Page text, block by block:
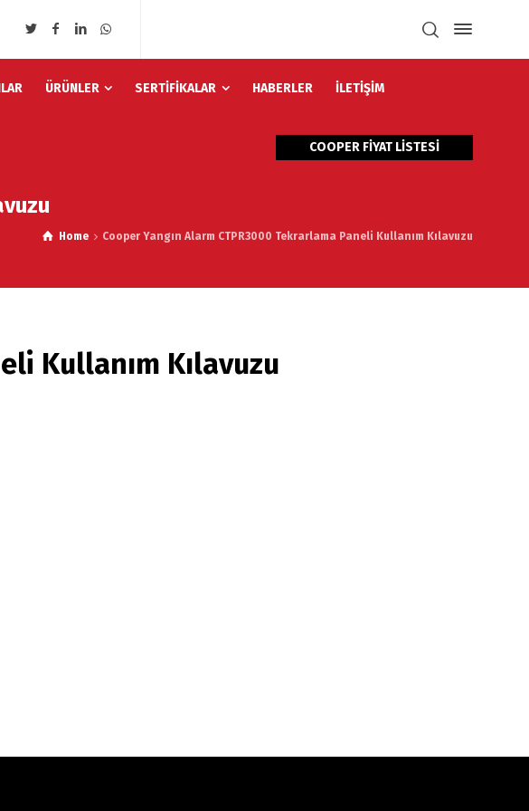
ÜRÜNLER SERTİFİKALAR HABERLER İLETİŞİM
COOPER FİYAT LİSTESİ
Home Cooper Yangın Alarm CTPR3000 Tekrarlama Paneli Kullanım Kılavuzu
Kullanım Kılavuzu